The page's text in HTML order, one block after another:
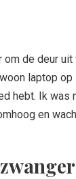
de deur
laptop
hebt. Ik was
en